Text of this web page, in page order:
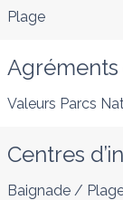
Plage
Valeurs Parcs
Centres
Baignade /